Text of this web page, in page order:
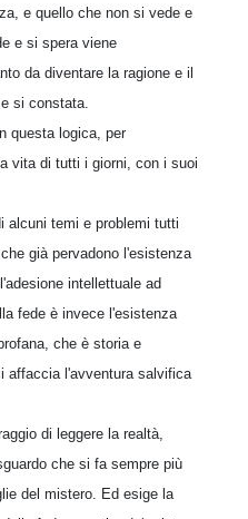
e quello che non si vede e
e si spera viene
da diventare la ragione e il
si constata.
questa logica, per
vita di tutti i giorni, con i suoi
alcuni temi e problemi tutti
già pervadono l'esistenza
intellettuale ad
fede è invece l'esistenza
che è storia e
affaccia l'avventura salvifica
di leggere la realtà,
che si fa sempre più
del mistero. Ed esige la